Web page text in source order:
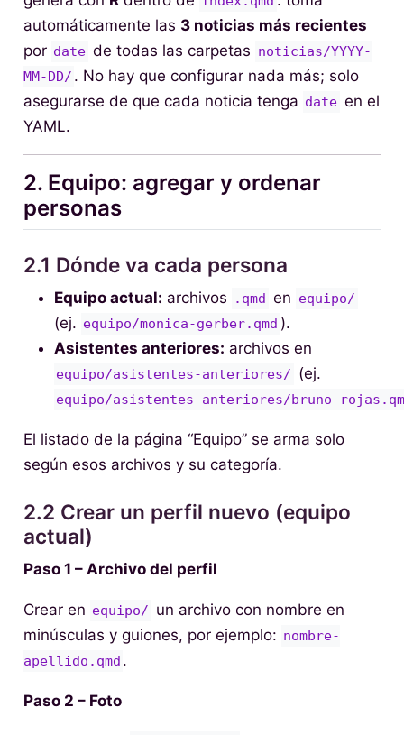
automáticamente las 3 noticias más recientes
por date de todas las carpetas noticias/YYYY-
MM-DD/ . No hay que configurar nada más; solo
asegurarse de que cada noticia tenga date en el
YAML.
2. Equipo: agregar y ordenar
personas
2.1 Dónde va cada persona
Equipo actual: archivos .qmd en equipo/
(ej. equipo/monica-gerber.qmd ).
Asistentes anteriores: archivos en
equipo/asistentes-anteriores/ (ej.
equipo/asistentes-anteriores/bruno-
El listado de la página “Equipo” se arma solo
según esos archivos y su categoría.
2.2 Crear un perfil nuevo (equipo
actual)
Paso 1 – Archivo del perfil
Crear en equipo/ un archivo con nombre en
minúsculas y guiones, por ejemplo: nombre-
apellido.qmd .
Paso 2 – Foto